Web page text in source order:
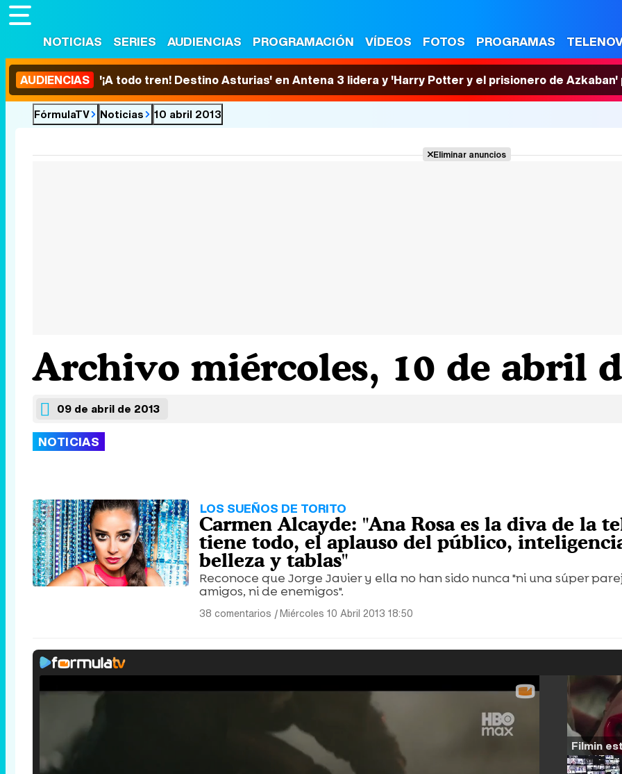
NOTICIAS SERIES AUDIENCIAS PROGRAMACIÓN VÍDEOS FOTOS PROGRAMAS
AUDIENCIAS '¡A todo tren! Destino Asturias' en Antena 3 lidera y 'Harry Potter y el prisionero de
FórmulaTV Noticias 10 abril 2013
Eliminar anuncios
Archivo miércoles, 10 de abril
09 de abril de 2013
NOTICIAS
LOS SUEÑOS DE TORITO
Carmen Alcayde: "Ana Rosa es la diva de la
tiene todo, el aplauso del público,
belleza y tablas"
Reconoce que Jorge Javier y ella no han sido nunca "ni una súper
amigos, ni de enemigos".
38 comentarios |Miércoles 10 Abril 2013 18:50